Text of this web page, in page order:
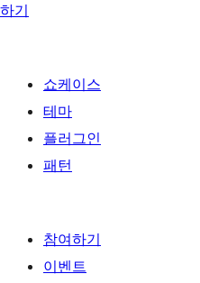
기
쇼케이스
테마
플러그인
패턴
참여하기
이벤트